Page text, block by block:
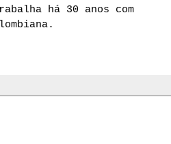
há 30 anos com